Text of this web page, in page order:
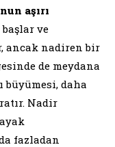
aşırı
ve
ancak nadiren bir
de meydana
büyümesi, daha
Nadir
fazladan